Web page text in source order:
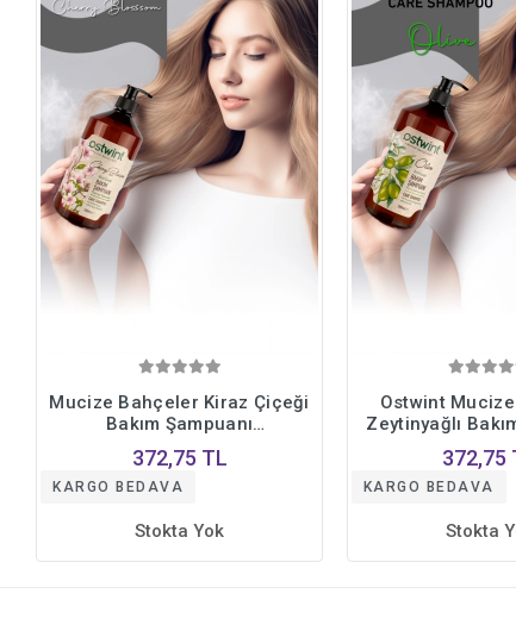
Mucize Bahçeler Kiraz Çiçeği
Bakım Şampuanı
Derinlemesine Nemlendirme ve
Cilt Yenileme 1000 ml.
372,75 TL
KARGO BEDAVA
Stokta Yok
Ostwint
Zeytinyağlı
Derinlemesine
Özel Formül
372,75
KARGO BEDAVA
Stokta